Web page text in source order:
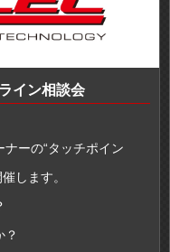
イン相談会
ーの“タッチポイン
します。
？